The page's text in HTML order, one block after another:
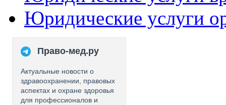
Юридические услуги
Право-мед.ру
Актуальные новости о
здравоохранении, правовых
аспектах и охране здоровья
для профессионалов и